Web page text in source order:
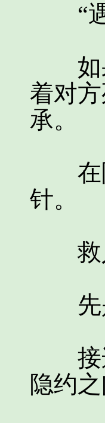
“遇
如果
着对
承。
在附
针。
救人
先是
接连
隐约